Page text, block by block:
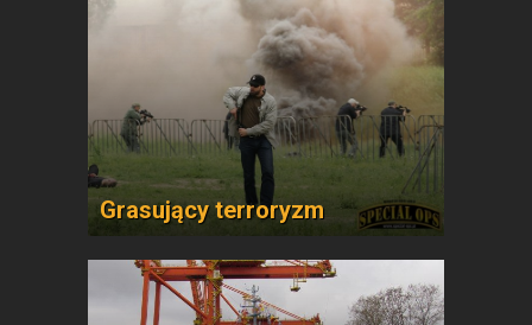
Grasujący terroryzm